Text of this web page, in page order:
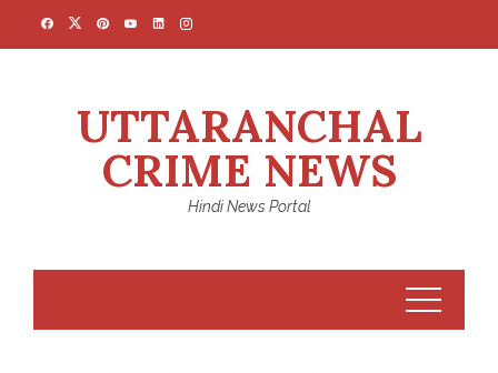
UTTARANCHAL
CRIME NEWS
Hindi News Portal